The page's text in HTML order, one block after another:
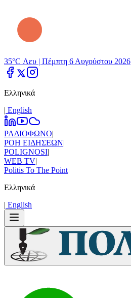
35°C Λευ | Πέμπτη 6 Αυγούστου 2026
Ελληνικά
| Εnglish
ΡΑΔΙΟΦΩΝΟ|
ΡΟΗ ΕΙΔΗΣΕΩΝ|
POLIGNOSI|
WEB TV|
Politis To The Point
Ελληνικά
| Εnglish